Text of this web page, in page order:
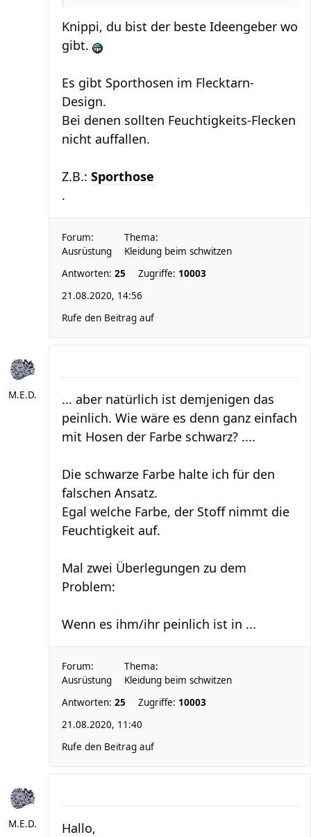
Knippi, du bist der beste Ideengeber wo
gibt.
Es gibt Sporthosen im Flecktarn-
Design.
Bei denen sollten Feuchtigkeits-Flecken
nicht auffallen.
Z.B.: Sporthose
.
Forum:
Ausrüstung
Thema:
Kleidung beim schwitzen
Antworten: 25 Zugriffe: 10003
21.08.2020, 14:56
Rufe den Beitrag auf
M.E.D.
... aber natürlich ist demjenigen das
peinlich. Wie wäre es denn ganz einfach
mit Hosen der Farbe schwarz? ....
Die schwarze Farbe halte ich für den
falschen Ansatz.
Egal welche Farbe, der Stoff nimmt die
Feuchtigkeit auf.
Mal zwei Überlegungen zu dem
Problem:
Wenn es ihm/ihr peinlich ist in ...
Forum:
Ausrüstung
Thema:
Kleidung beim schwitzen
Antworten: 25 Zugriffe: 10003
21.08.2020, 11:40
Rufe den Beitrag auf
M.E.D. Hallo,